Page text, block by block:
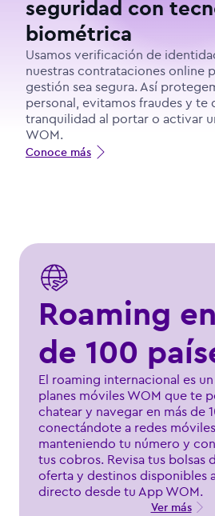
seguridad con
biométrica
Usamos verificación de
nuestras contrataciones online
gestión sea segura. Así
personal, evitamos fraudes y te
tranquilidad al portar o activar
WOM.
Conoce más
Roaming
de 100
El roaming internacional es
planes móviles WOM que te
chatear y navegar en más de
conectándote a redes
manteniendo tu número y
tus cobros. Revisa tus bolsas
oferta y destinos disponibles
directo desde tu App WOM.
Ver más